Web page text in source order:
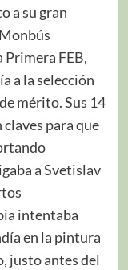
a su gran
Primera FEB,
a la selección
mérito. Sus 14
para que
a Svetislav
intentaba
en la pintura
justo antes del